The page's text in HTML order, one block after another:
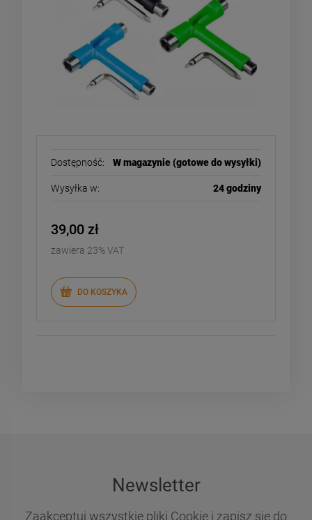
Dostępność: W magazynie (gotowe do wysyłki)
Wysyłka w: 24 godziny
39,00 zł
zawiera 23% VAT
DO KOSZYKA
Newsletter
Zaakceptuj wszystkie pliki Cookie i zapisz się do